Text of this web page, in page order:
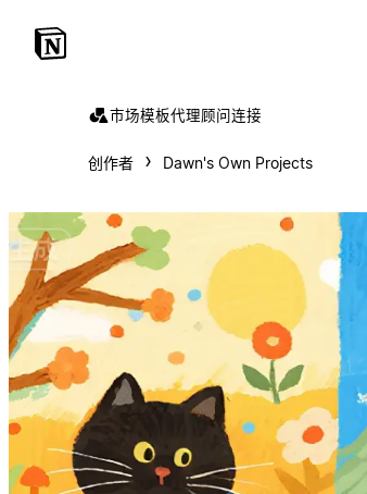
市场模板代理顾问连接
创作者 Dawn's Own Projects